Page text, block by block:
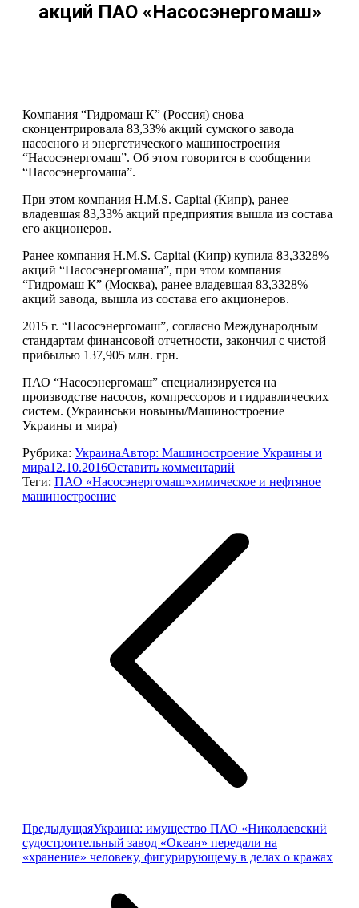
акций ПАО «Насосэнергомаш»
Компания “Гидромаш К” (Россия) снова
сконцентрировала 83,33% акций сумского завода
насосного и энергетического машиностроения
“Насосэнергомаш”. Об этом говорится в сообщении
“Насосэнергомаша”.
При этом компания H.M.S. Capital (Кипр), ранее
владевшая 83,33% акций предприятия вышла из состава
его акционеров.
Ранее компания H.M.S. Capital (Кипр) купила 83,3328%
акций “Насосэнергомаша”, при этом компания
“Гидромаш К” (Москва), ранее владевшая 83,3328%
акций завода, вышла из состава его акционеров.
2015 г. “Насосэнергомаш”, согласно Международным
стандартам финансовой отчетности, закончил с чистой
прибылью 137,905 млн. грн.
ПАО “Насосэнергомаш” специализируется на
производстве насосов, компрессоров и гидравлических
систем. (Украинськи новыны/Машиностроение
Украины и мира)
Рубрика: УкраинаАвтор: Машиностроение Украины и
мира12.10.2016Оставить комментарий
Теги: ПАО «Насосэнергомаш»химическое и нефтяное
машиностроение
ПредыдущаяПредыдущая
запись:
Украина: имущество ПАО «Николаевский
судостроительный завод «Океан» передали на
«хранение» человеку, фигурирующему в делах о кражах